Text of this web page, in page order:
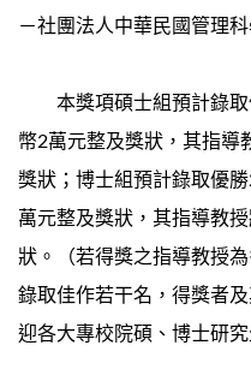
－社團法人中華民國管理科
本獎項碩士組預計錄取
幣2萬元整及獎狀，其指導
獎狀；博士組預計錄取優
萬元整及獎狀，其指導教
狀。（若得獎之指導教授
錄取佳作若干名，得獎者
迎各大專校院碩、博士研